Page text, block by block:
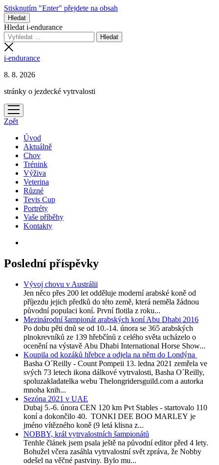
Stisknutím "Enter" přejdete na obsah
Hledat
Hledat i-endurance
i-endurance
8. 8. 2026
stránky o jezdecké vytrvalosti
otevřít
menu
Zpět
Úvod
Aktuálně
Chov
Trénink
Výživa
Veterina
Různé
Tevis Cup
Portréty
Vaše příběhy
Kontakty
Poslední příspěvky
Vývoj chovu v Austrálii
Jen něco přes 200 let odděluje moderní arabské koně od
příjezdu jejich předků do této země, která neměla žádnou
původní populaci koní. První flotila z roku...
Mezinárodní šampionát arabských koní Abu Dhabi 2016
Po dobu pěti dnů se od 10.-14. února se 365 arabských
plnokrevníků ze 139 hřebčínů z celého světa ucházelo o
ocenění na výstavě Abu Dhabi International Horse Show...
Koupila od kozáků hřebce a odjela na něm do Londýna
Basha O´Reilly - Count Pompeii 13. ledna 2021 zemřela ve
svých 73 letech ikona dálkové vytrvalosti, Basha O´Reilly,
spoluzakladatelka webu Thelongridersguild.com a autorka
mnoha knih...
Sezóna 2021 v UAE
Dubaj 5.-6. února CEN 120 km Pvt Stables - startovalo 110
koní a dokončilo 40. TONKI DEE BOO MARLEY je
jméno vítězného koně (9 letá klisna z...
NOBBY, král vytrvalostních šampionátů
Tenhle článek jsem psala ještě na původní editor před 4 lety.
Bohužel včera zasáhla vytrvalostní svět zpráva, že Nobby
odešel na věčné pastviny. Bylo mu...